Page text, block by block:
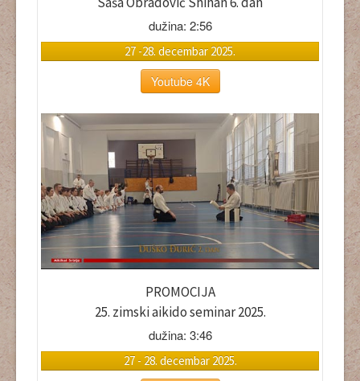
dužina: 2:56
27 -28. decembar 2025.
Youtube 4K
PROMOCIJA
25. zimski aikido seminar 2025.
dužina: 3:46
27 - 28. decembar 2025.